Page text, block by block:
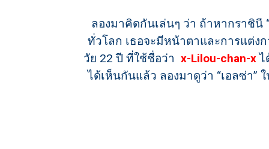
ลองมาคิดกันเล่นๆ ว่า ถ้าหากราชินี
ทั่วโลก เธอจะมีหน้าตาและการแต่
วัย 22 ปี ที่ใช้ชื่อว่า x-Lilou-chan-xไ
ได้เห็นกันแล้ว ลองมาดูว่า “เอลซ่า